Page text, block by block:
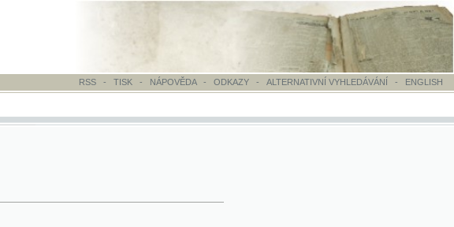
RSS - TISK-NÁPOVĚDA - ODKAZY - ALTERNATIVNÍ VYHLEDÁVÁNÍ- ENGLISH